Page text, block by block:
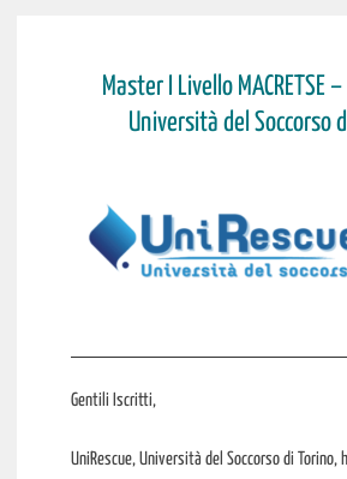
Master I Livello MACRETSE
Università del Soccorso
Gentili Iscritti,
UniRescue, Università del Soccorso di Torino,